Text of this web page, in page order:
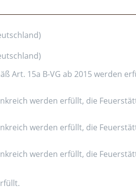
Art. 15a B-VG ab 2015 werden
werden erfüllt, die
werden erfüllt, die
werden erfüllt, die